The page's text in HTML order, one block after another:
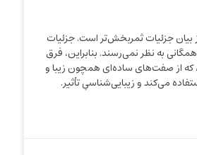
از بیان جزئیات ثمربخش‌تر است. جزئیات
به نظر نمی‌رسند. بنابراین، فرق
که از صفت‌های ساده‌ای‌ همچون زیبا و
می‌کند و زیبایی‌شناسیِ تأثیر.